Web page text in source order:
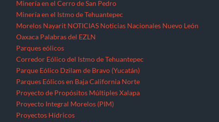
Minería en el Cerro de San Pedro
Minería en el Istmo de Tehuantepec
Morelos Nayarit NOTICIAS Noticias Nacionales Nuevo León
Oaxaca Palabras del EZLN
Parques eólicos
Corredor Eólico del Istmo de Tehuantepec
Parque Eólico Dzilam de Bravo (Yucatán)
Parques Eólicos en Baja California Norte
Proyecto de Propósitos Múltiples Xalapa
Proyecto Integral Morelos (PIM)
Proyectos Hídricos